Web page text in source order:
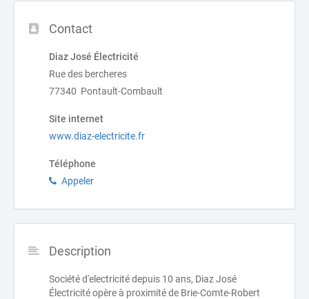
Contact
Diaz José Électricité
Rue des bercheres
77340 Pontault-Combault
Site internet
www.diaz-electricite.fr
Téléphone
Appeler
Description
Société d'electricité depuis 10 ans, Diaz José
Électricité opère à proximité de Brie-Comte-Robert